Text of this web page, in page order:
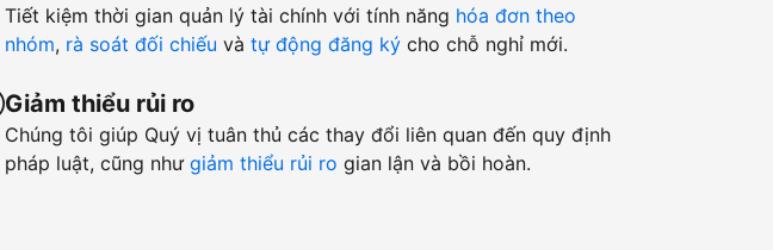
Tiết kiệm thời gian quản lý tài chính với tính năng hóa đơn theo
nhóm, rà soát đối chiếu và tự động đăng ký cho chỗ nghỉ mới.
Giảm thiểu rủi ro
Chúng tôi giúp Quý vị tuân thủ các thay đổi liên quan đến quy định
pháp luật, cũng như giảm thiểu rủi ro gian lận và bồi hoàn.